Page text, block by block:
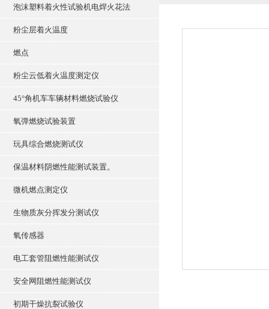
泡沫塑料着火性试验机电焊火花法
粉尘层着火温度
燃点
粉尘云低着火温度测定仪
45°角机车车辆材料燃烧试验仪
氧弹燃烧试验装置
玩具综合燃烧测试仪
保温材料阴燃性能测试装置。
微机燃点测定仪
生物质灰分挥发分测试仪
氧传感器
电工套管阻燃性能测试仪
安全网阻燃性能测试仪
初期干燥抗裂试验仪